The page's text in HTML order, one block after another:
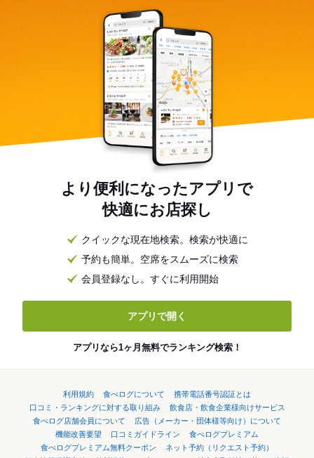
より便利になったアプリで
快適にお店探し
クイックな現在地検索。検索が快適に
予約も簡単。空席をスムーズに検索
会員登録なし。すぐに利用開始
アプリで開く
アプリなら1ヶ月無料でランキング検索！
利用規約 食べログについて
携帯電話番号認証とは
口コミ・ランキングに対する取り組み
飲食店・飲食企業様向けサービス
食べログ店舗会員について
広告（メーカー・団体様等向け）について
機能改善要望
口コミガイドライン
食べログプレミアム
食べログプレミアム無料クーポン
ネット予約（リクエスト予約）